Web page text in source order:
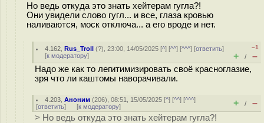
Но ведь откуда это знать хейтерам гугла?!
Они увидели слово гугл... и все, глаза кровью
наливаются, моск отключа... а его вроде и нет.
4.162 ,Rus_Troll (?), 23:00, 14/05/2025 [^] [^^] [^^^] [ответить]
[к модератору]
–1
+ / –
Надо же как то легитимизировать своё краcнoглaзиe,
зря что ли каштомы наворачивали.
4.203 ,Аноним (206), 08:51, 15/05/2025 [^] [^^] [^^^]
[ответить] [к модератору] + / –
> Но ведь откуда это знать хейтерам гугла?!